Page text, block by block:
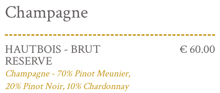
Champagne
HAUTBOIS - BRUT
RESERVE
Champagne - 70% Pinot Meunier,
20% Pinot Noir, 10% Chardonnay
€ 60.00